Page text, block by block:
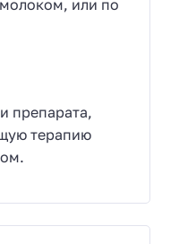
или по
препарата,
терапию